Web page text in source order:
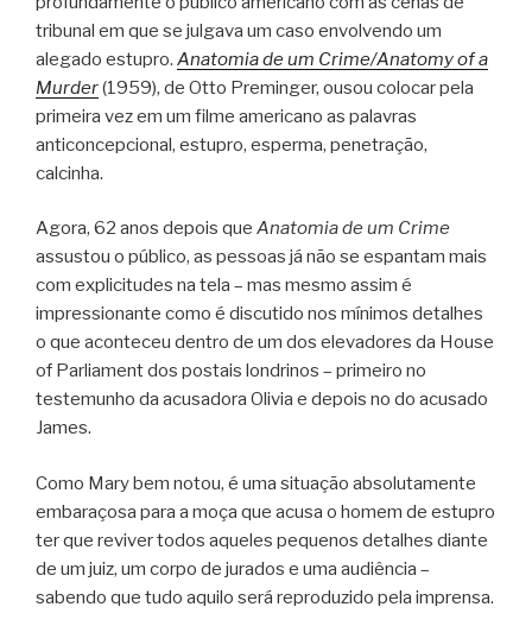
tribunal em que se julgava um caso envolvendo um
alegado estupro. Anatomia de um Crime/Anatomy of a
Murder(1959), de Otto Preminger, ousou colocar pela
primeira vez em um filme americano as palavras
anticoncepcional, estupro, esperma, penetração,
calcinha.
Agora, 62 anos depois que Anatomia de um Crime
assustou o público, as pessoas já não se espantam mais
com explicitudes na tela – mas mesmo assim é
impressionante como é discutido nos mínimos detalhes
o que aconteceu dentro de um dos elevadores da House
of Parliament dos postais londrinos – primeiro no
testemunho da acusadora Olivia e depois no do acusado
James.
Como Mary bem notou, é uma situação absolutamente
embaraçosa para a moça que acusa o homem de estupro
ter que reviver todos aqueles pequenos detalhes diante
de um juiz, um corpo de jurados e uma audiência –
sabendo que tudo aquilo será reproduzido pela imprensa.